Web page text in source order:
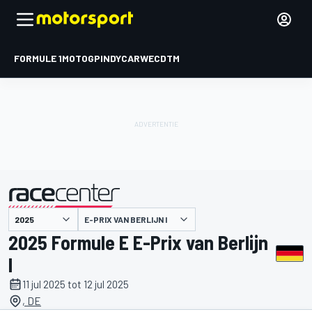
FORMULE 1MOTOGPINDYCARWECDTM
gepresenteerd door E-PRIX VAN BERLIJN I
2025 Formule E E-Prix van Berlijn
I
11 jul 2025 tot 12 jul 2025
, DE